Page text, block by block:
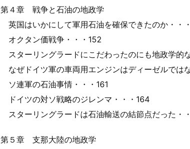
第４章 戦争と石油の地政学
英国はいかにして軍用石油を確保できたのか・・
オクタン価戦争・・・152
スターリングラードにこだわったのにも地政学的
なぜドイツ軍の車両用エンジンはディーゼルでは
ソ連軍の石油事情・・・161
ドイツの対ソ戦略のジレンマ・・・164
スターリングラードは石油輸送の結節点だった・
第５章 支那大陸の地政学